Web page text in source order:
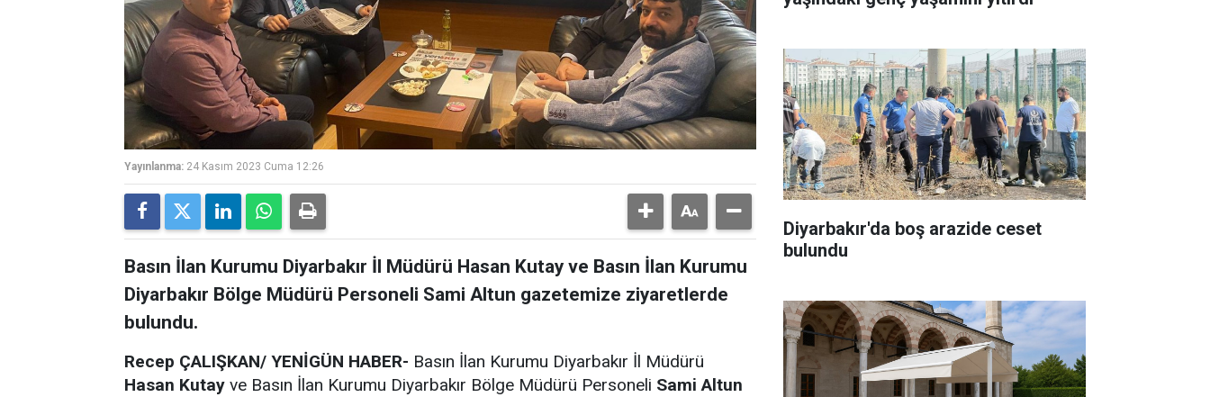
Yayınlanma: 24 Kasım 2023 Cuma 12:26
Basın İlan Kurumu Diyarbakır İl Müdürü Hasan Kutay ve Basın İlan Kurumu
Diyarbakır Bölge Müdürü Personeli Sami Altun gazetemize ziyaretlerde
bulundu.
Recep ÇALIŞKAN/ YENİGÜN HABER- Basın İlan Kurumu Diyarbakır İl Müdürü
Hasan Kutay ve Basın İlan Kurumu Diyarbakır Bölge Müdürü Personeli Sami Altun
Diyarbakır'da boş arazide ceset
bulundu